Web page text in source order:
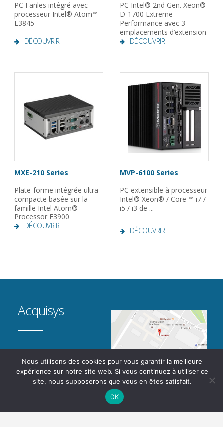
PC Fanles intégré avec
processeur Intel® Atom™
E3845
DÉCOUVRIR
PC Intel® 2nd Gen. Xeon®
D-1700 Extreme
Performance avec 3
emplacements d’extension
DÉCOUVRIR
MXE-210 Series
Plate-forme intégrée ultra
compacte basée sur la
famille Intel Atom®
Processor E3900
DÉCOUVRIR
MVP-6100 Series
PC extensible à processeur
Intel® Xeon® / Core ™ i7 /
i5 / i3 de ...
DÉCOUVRIR
Acquisys
78960 Voisins le Bretonneux
FRANCE
+33 (0) 1 3452 4090
Nous utilisons des cookies pour vous garantir la meilleure
expérience sur notre site web. Si vous continuez à utiliser ce
site, nous supposerons que vous en êtes satisfait.
OK